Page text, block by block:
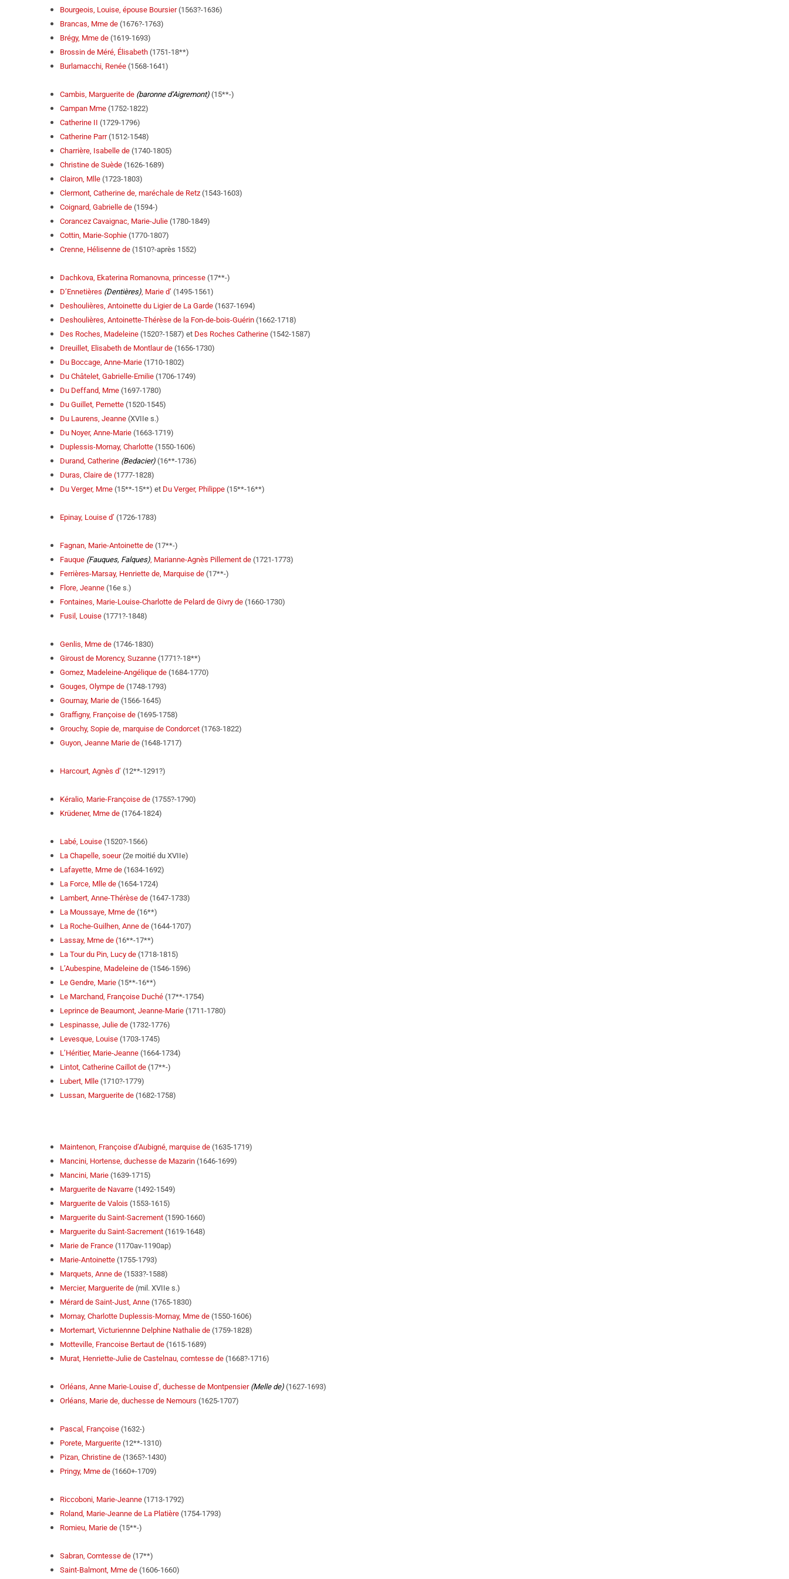
Bourgeois, Louise, épouse Boursier(1563?-1636)
Brancas, Mme de (1676?-1763)
Brégy, Mme de (1619-1693)
Brossin de Méré, Élisabeth (1751-18**)
Burlamacchi, Renée (1568-1641)
Cambis, Marguerite de (baronne d’Aigremont) (15**-)
Campan Mme (1752-1822)
Catherine II (1729-1796)
Catherine Parr(1512-1548)
Charrière, Isabelle de (1740-1805)
Christine de Suède (1626-1689)
Clairon, Mlle (1723-1803)
Clermont, Catherine de, maréchale de Retz (1543-1603)
Coignard, Gabrielle de (1594-)
Corancez Cavaignac, Marie-Julie (1780-1849)
Cottin, Marie-Sophie (1770-1807)
Crenne, Hélisenne de (1510?-après 1552)
Dachkova, Ekaterina Romanovna, princesse (17**-)
D’Ennetières (Dentières), Marie d’ (1495-1561)
Deshoulières, Antoinette du Ligier de La Garde (1637-1694)
Deshoulières, Antoinette-Thérèse de la Fon-de-bois-Guérin (1662-1718)
Des Roches, Madeleine (1520?-1587) et Des Roches Catherine (1542-1587)
Dreuillet, Elisabeth de Montlaur de (1656-1730)
Du Boccage, Anne-Marie (1710-1802)
Du Châtelet, Gabrielle-Emilie (1706-1749)
Du Deffand, Mme (1697-1780)
Du Guillet, Pernette (1520-1545)
Du Laurens, Jeanne (XVIIe s.)
Du Noyer, Anne-Marie (1663-1719)
Duplessis-Mornay, Charlotte (1550-1606)
Durand, Catherine (Bedacier) (16**-1736)
Duras, Claire de (1777-1828)
Du Verger, Mme (15**-15**) et Du Verger, Philippe (15**-16**)
Epinay, Louise d’ (1726-1783)
Fagnan, Marie-Antoinette de (17**-)
Fauque (Fauques, Falques), Marianne-Agnès Pillement de (1721-1773)
Ferrières-Marsay, Henriette de, Marquise de (17**-)
Flore, Jeanne (16e s.)
Fontaines, Marie-Louise-Charlotte de Pelard de Givry de (1660-1730)
Fusil, Louise (1771?-1848)
Genlis, Mme de (1746-1830)
Giroust de Morency, Suzanne (1771?-18**)
Gomez, Madeleine-Angélique de (1684-1770)
Gouges, Olympe de (1748-1793)
Gournay, Marie de (1566-1645)
Graffigny, Françoise de (1695-1758)
Grouchy, Sopie de, marquise de Condorcet (1763-1822)
Guyon, Jeanne Marie de (1648-1717)
Harcourt, Agnès d’ (12**-1291?)
Kéralio, Marie-Françoise de (1755?-1790)
Krüdener, Mme de (1764-1824)
Labé, Louise (1520?-1566)
La Chapelle, soeur(2e moitié du XVIIe)
Lafayette, Mme de (1634-1692)
La Force, Mlle de (1654-1724)
Lambert, Anne-Thérèse de (1647-1733)
La Moussaye, Mme de (16**)
La Roche-Guilhen, Anne de (1644-1707)
Lassay, Mme de (16**-17**)
La Tour du Pin, Lucy de (1718-1815)
L’Aubespine, Madeleine de (1546-1596)
Le Gendre, Marie (15**-16**)
Le Marchand, Françoise Duché (17**-1754)
Leprince de Beaumont, Jeanne-Marie (1711-1780)
Lespinasse, Julie de (1732-1776)
Levesque, Louise (1703-1745)
L’Héritier, Marie-Jeanne (1664-1734)
Lintot, Catherine Caillot de (17**-)
Lubert, Mlle (1710?-1779)
Lussan, Marguerite de (1682-1758)
Maintenon, Françoise d’Aubigné, marquise de (1635-1719)
Mancini, Hortense, duchesse de Mazarin (1646-1699)
Mancini, Marie (1639-1715)
Marguerite de Navarre (1492-1549)
Marguerite de Valois (1553-1615)
Marguerite du Saint-Sacrement (1590-1660)
Marguerite du Saint-Sacrement (1619-1648)
Marie de France (1170av-1190ap)
Marie-Antoinette (1755-1793)
Marquets, Anne de (1533?-1588)
Mercier, Marguerite de (mil. XVIIe s.)
Mérard de Saint-Just, Anne (1765-1830)
Mornay, Charlotte Duplessis-Mornay, Mme de (1550-1606)
Mortemart, Victuriennne Delphine Nathalie de (1759-1828)
Motteville, Francoise Bertaut de (1615-1689)
Murat, Henriette-Julie de Castelnau, comtesse de (1668?-1716)
Orléans, Anne Marie-Louise d’, duchesse de Montpensier (Melle de) (1627-1693)
Orléans, Marie de, duchesse de Nemours (1625-1707)
Pascal, Françoise (1632-)
Porete, Marguerite (12**-1310)
Pizan, Christine de (1365?-1430)
Pringy, Mme de (1660+-1709)
Riccoboni, Marie-Jeanne (1713-1792)
Roland, Marie-Jeanne de La Platière (1754-1793)
Romieu, Marie de (15**-)
Sabran, Comtesse de (17**)
Saint-Balmont, Mme de (1606-1660)